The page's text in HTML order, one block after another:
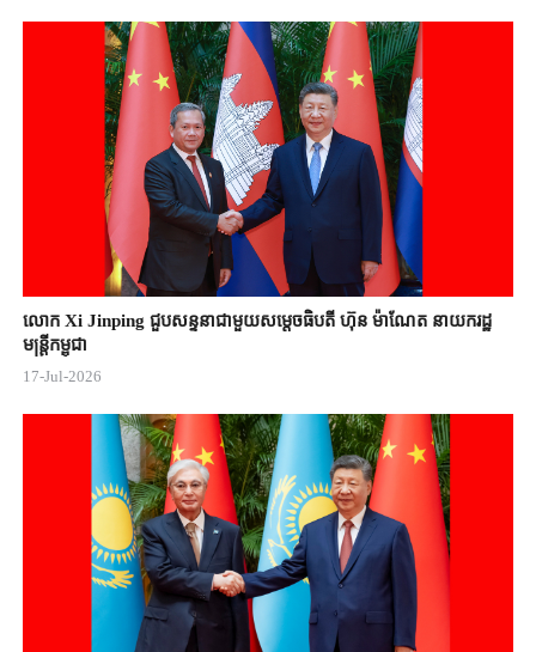
លោក Xi Jinping ជួបសន្ទនាជាមួយសម្តេចធិបតី ហ៊ុន ម៉ាណែត នាយករដ្ឋ
មន្ត្រីកម្ពុជា
17-Jul-2026